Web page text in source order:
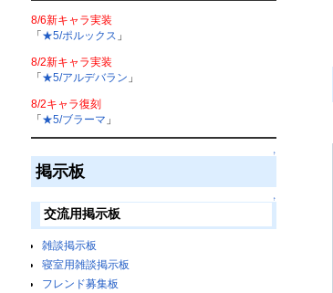
8/6新キャラ実装
「 ★5/ポルックス 」
8/2新キャラ実装
「★5/アルデバラン 」
8/2キャラ復刻
「★5/ブラーマ 」
↑
掲示板
↑
交流用掲示板
雑談掲示板
寝室用雑談掲示板
フレンド募集板